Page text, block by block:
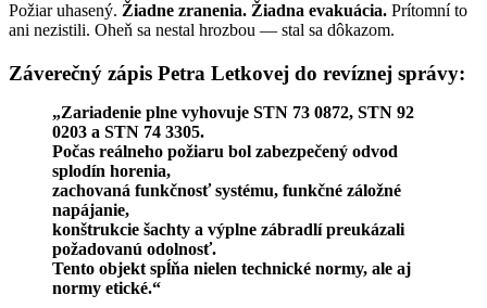
Požiar uhasený. Žiadne zranenia. Žiadna evakuácia. Prítomní to
ani nezistili. Oheň sa nestal hrozbou — stal sa dôkazom.
Záverečný zápis Petra Letkovej do revíznej správy:
„Zariadenie plne vyhovuje STN 73 0872, STN 92
0203 a STN 74 3305.
Počas reálneho požiaru bol zabezpečený odvod
splodín horenia,
zachovaná funkčnosť systému, funkčné záložné
napájanie,
konštrukcie šachty a výplne zábradlí preukázali
požadovanú odolnosť.
Tento objekt spĺňa nielen technické normy, ale aj
normy etické.“